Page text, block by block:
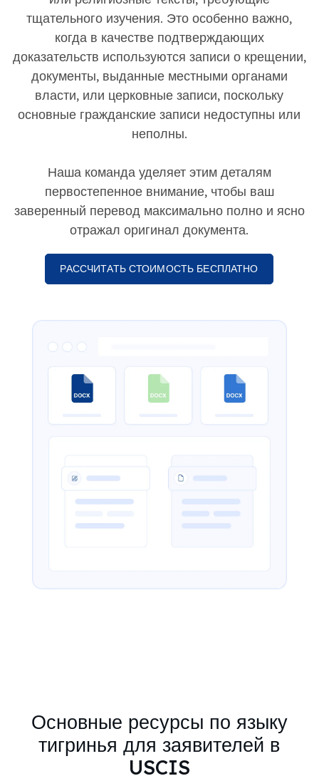
тщательного изучения. Это особенно важно,
когда в качестве подтверждающих
доказательств используются записи о крещении,
документы, выданные местными органами
власти, или церковные записи, поскольку
основные гражданские записи недоступны или
неполны.
Наша команда уделяет этим деталям
первостепенное внимание, чтобы ваш
заверенный перевод максимально полно и ясно
отражал оригинал документа.
РАССЧИТАТЬ СТОИМОСТЬ БЕСПЛАТНО
Основные ресурсы по языку
тигринья для заявителей в
USCIS